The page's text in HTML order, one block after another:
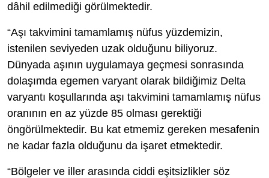
dâhil edilmediği görülmektedir.
“Aşı takvimini tamamlamış nüfus yüzdemizin,
istenilen seviyeden uzak olduğunu biliyoruz.
Dünyada aşının uygulamaya geçmesi sonrasında
dolaşımda egemen varyant olarak bildiğimiz Delta
varyantı koşullarında aşı takvimini tamamlamış nüfus
oranının en az yüzde 85 olması gerektiği
öngörülmektedir. Bu kat etmemiz gereken mesafenin
ne kadar fazla olduğunu da işaret etmektedir.
“Bölgeler ve iller arasında ciddi eşitsizlikler söz